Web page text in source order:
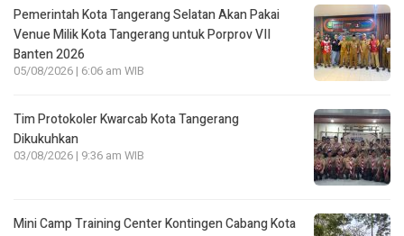
Pemerintah Kota Tangerang Selatan Akan Pakai
Venue Milik Kota Tangerang untuk Porprov VII
Banten 2026
05/08/2026 | 6:06 am WIB
Tim Protokoler Kwarcab Kota Tangerang
Dikukuhkan
03/08/2026 | 9:36 am WIB
Mini Camp Training Center Kontingen Cabang Kota